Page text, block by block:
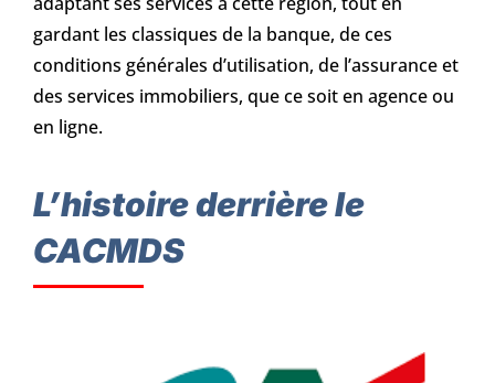
gardant les classiques de la banque, de ces
conditions générales d’utilisation, de l’assurance et
des services immobiliers, que ce soit en agence ou
en ligne.
L’histoire derrière le
CACMDS